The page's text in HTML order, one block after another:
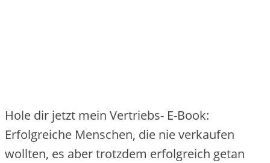
Hole dir jetzt mein Vertriebs- E-Book:
Erfolgreiche Menschen, die nie verkaufen
wollten, es aber trotzdem erfolgreich getan